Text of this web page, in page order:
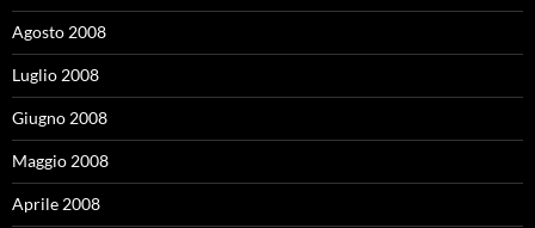
Agosto 2008
Luglio 2008
Giugno 2008
Maggio 2008
Aprile 2008